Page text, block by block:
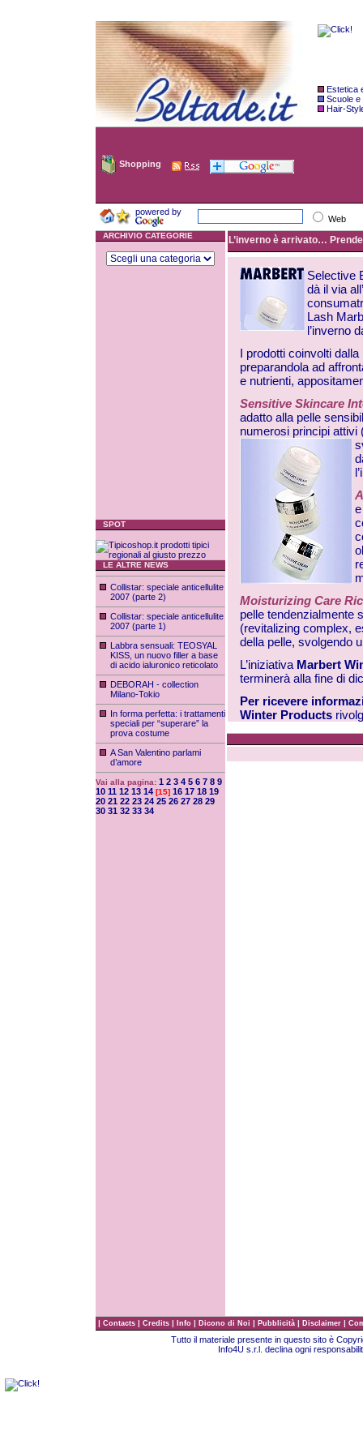
Estetica
Scuole e
Hair-
Shopping
powered by
Web
ARCHIVIO CATEGORIE
SPOT
LE ALTRE NEWS
Collistar: speciale anticellulite
2007 (parte 2)
Collistar: speciale anticellulite
2007 (parte 1)
Labbra sensuali: TEOSYAL
KISS, un nuovo filler a base
di acido ialuronico reticolato
DEBORAH - collection
Milano-Tokio
In forma perfetta: i trattamenti
speciali per “superare” la
prova costume
A San Valentino parlami
d’amore
Vai alla pagina: 1 2 3 4 5 6 7 8 9
10 11 12 13 14 [15] 16 17 18 19
20 21 22 23 24 25 26 27 28 29
30 31 32 33 34
L’inverno è arrivato…
Selective
dà il via
Lash
l’inverno
I prodotti coinvolti
preparandola ad
e nutrienti,
Sensitive Skincare
adatto alla pelle
numerosi principi attivi
Moisturizing Care
pelle tendenzialmente
(revitalizing complex,
della pelle, svolgendo
L’iniziativa Marbert
terminerà alla fine di
Per ricevere
Winter Products
| Contacts | Credits | Info | Dicono di Noi | Pubblicità | Disclaimer |
Tutto il materiale presente in questo sito è
Info4U s.r.l. declina ogni